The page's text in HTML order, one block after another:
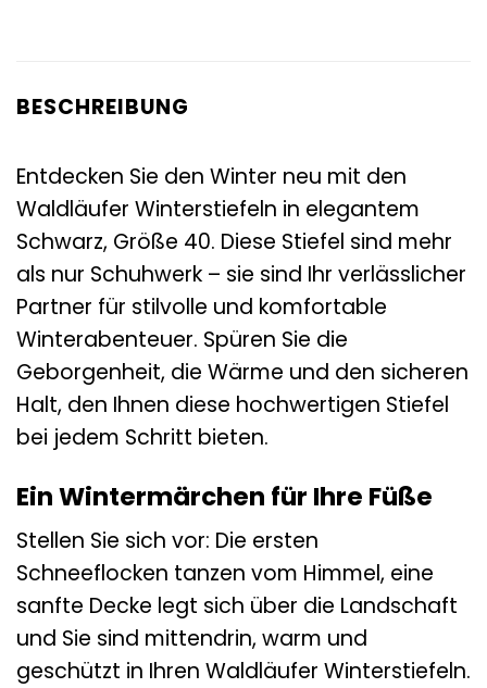
BESCHREIBUNG
Entdecken Sie den Winter neu mit den
Waldläufer Winterstiefeln in elegantem
Schwarz, Größe 40. Diese Stiefel sind mehr
als nur Schuhwerk – sie sind Ihr verlässlicher
Partner für stilvolle und komfortable
Winterabenteuer. Spüren Sie die
Geborgenheit, die Wärme und den sicheren
Halt, den Ihnen diese hochwertigen Stiefel
bei jedem Schritt bieten.
Ein Wintermärchen für Ihre Füße
Stellen Sie sich vor: Die ersten
Schneeflocken tanzen vom Himmel, eine
sanfte Decke legt sich über die Landschaft
und Sie sind mittendrin, warm und
geschützt in Ihren Waldläufer Winterstiefeln.